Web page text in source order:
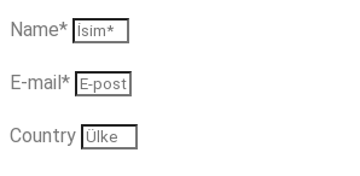
Name*
E-mail*
Country